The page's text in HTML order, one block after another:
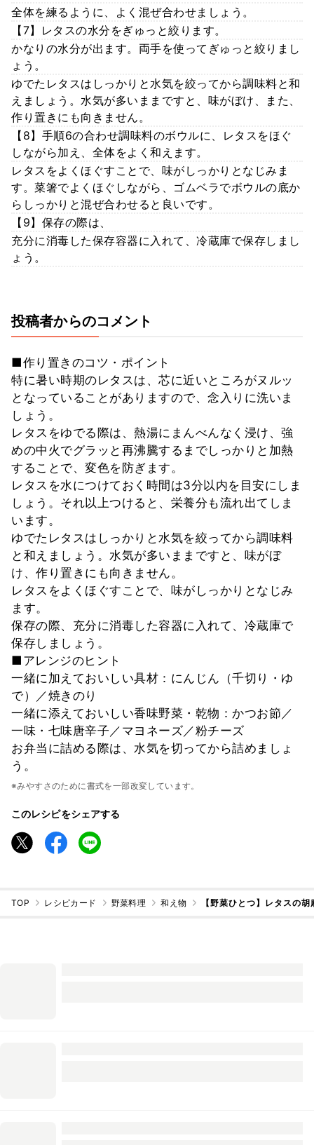
全体を練るように、よく混ぜ合わせましょう。
【7】レタスの水分をぎゅっと絞ります。
かなりの水分が出ます。両手を使ってぎゅっと絞りまし
ょう。
ゆでたレタスはしっかりと水気を絞ってから調味料と和
えましょう。水気が多いままですと、味がぼけ、また、
作り置きにも向きません。
【8】手順6の合わせ調味料のボウルに、レタスをほぐ
しながら加え、全体をよく和えます。
レタスをよくほぐすことで、味がしっかりとなじみま
す。菜箸でよくほぐしながら、ゴムベラでボウルの底か
らしっかりと混ぜ合わせると良いです。
【9】保存の際は、
充分に消毒した保存容器に入れて、冷蔵庫で保存しまし
ょう。
投稿者からのコメント
■作り置きのコツ・ポイント
特に暑い時期のレタスは、芯に近いところがヌルッ
となっていることがありますので、念入りに洗いま
しょう。
レタスをゆでる際は、熱湯にまんべんなく浸け、強
めの中火でグラッと再沸騰するまでしっかりと加熱
することで、変色を防ぎます。
レタスを水につけておく時間は3分以内を目安にしま
しょう。それ以上つけると、栄養分も流れ出てしま
います。
ゆでたレタスはしっかりと水気を絞ってから調味料
と和えましょう。水気が多いままですと、味がぼ
け、作り置きにも向きません。
レタスをよくほぐすことで、味がしっかりとなじみ
ます。
保存の際、充分に消毒した容器に入れて、冷蔵庫で
保存しましょう。
■アレンジのヒント
一緒に加えておいしい具材：にんじん（千切り・ゆ
で）／焼きのり
一緒に添えておいしい香味野菜・乾物：かつお節／
一味・七味唐辛子／マヨネーズ／粉チーズ
お弁当に詰める際は、水気を切ってから詰めましょ
う。
※みやすさのために書式を一部改変しています。
このレシピをシェアする
TOP レシピカード 野菜料理 和え物 【野菜ひとつ】レタスの胡